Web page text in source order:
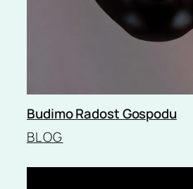
Budimo Radost Gospodu
BLOG